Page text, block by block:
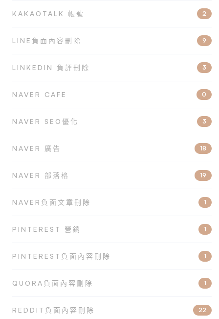
KAKAOTALK 帳號 2
LINE負面內容刪除 9
LINKEDIN 負評刪除 3
NAVER CAFE 0
NAVER SEO優化 3
NAVER 廣告 18
NAVER 部落格 19
NAVER負面文章刪除 1
PINTEREST 營銷 1
PINTEREST負面內容刪除 1
QUORA負面內容刪除 1
REDDIT負面內容刪除 22